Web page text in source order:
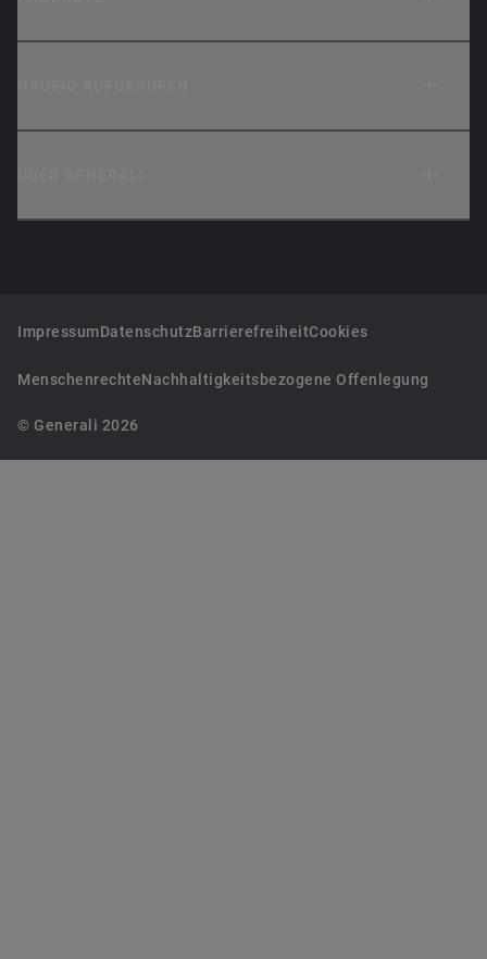
ImpressumDatenschutzBarrierefreiheitCookies
MenschenrechteNachhaltigkeitsbezogene Offenlegung
© Generali 2026